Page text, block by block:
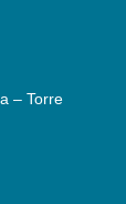
– Torre